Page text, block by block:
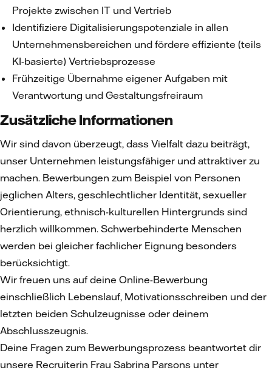
Projekte zwischen IT und Vertrieb
Identifiziere Digitalisierungspotenziale in allen
Unternehmensbereichen und fördere effiziente (teils
KI-basierte) Vertriebsprozesse
Frühzeitige Übernahme eigener Aufgaben mit
Verantwortung und Gestaltungsfreiraum
Zusätzliche Informationen
Wir sind davon überzeugt, dass Vielfalt dazu beiträgt,
unser Unternehmen leistungsfähiger und attraktiver zu
machen. Bewerbungen zum Beispiel von Personen
jeglichen Alters, geschlechtlicher Identität, sexueller
Orientierung, ethnisch-kulturellen Hintergrunds sind
herzlich willkommen. Schwerbehinderte Menschen
werden bei gleicher fachlicher Eignung besonders
berücksichtigt.
Wir freuen uns auf deine Online-Bewerbung
einschließlich Lebenslauf, Motivationsschreiben und der
letzten beiden Schulzeugnisse oder deinem
Abschlusszeugnis.
Deine Fragen zum Bewerbungsprozess beantwortet dir
unsere Recruiterin Frau Sabrina Parsons unter